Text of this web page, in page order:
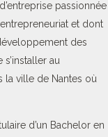
passionnée
et dont
des
au
la ville de Nantes où
d’un Bachelor en